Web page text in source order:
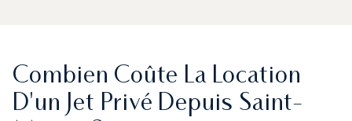
absolue. Notre équipe gère chaque détail de
votre vol, afin que vous arriviez rapidement,
reposé et sans perdre de temps.
Combien Coûte La Location
D'un Jet Privé Depuis Saint-